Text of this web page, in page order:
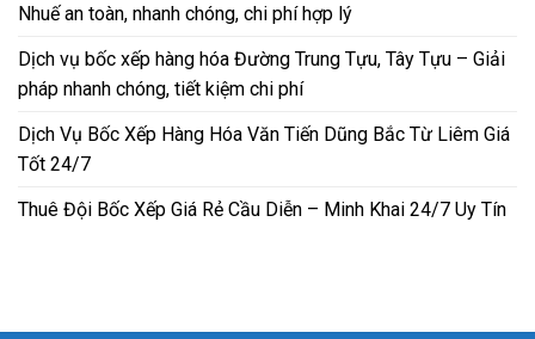
Nhuế an toàn, nhanh chóng, chi phí hợp lý
Dịch vụ bốc xếp hàng hóa Đường Trung Tựu, Tây Tựu – Giải
pháp nhanh chóng, tiết kiệm chi phí
Dịch Vụ Bốc Xếp Hàng Hóa Văn Tiến Dũng Bắc Từ Liêm Giá
Tốt 24/7
Thuê Đội Bốc Xếp Giá Rẻ Cầu Diễn – Minh Khai 24/7 Uy Tín